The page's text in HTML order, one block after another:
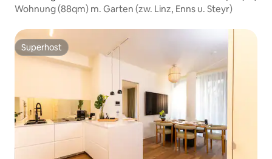
Wohnung (88qm) m. Garten (zw. Linz, Enns u. Steyr)
Superhost
Superhost